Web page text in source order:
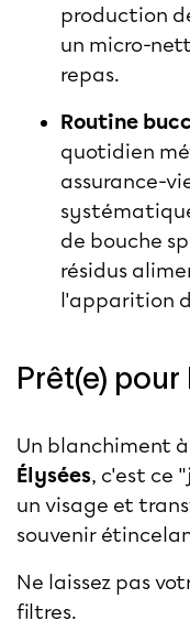
production
un micro-
repas.
Routine
quotidien
assurance-
de bouche
résidus
l'apparition
Prêt(e)
Un blanchiment
Élysées, c'est ce
un visage et
souvenir
Ne laissez pas
filtres.